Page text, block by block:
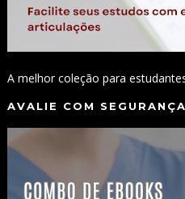
A melhor coleção para
AVALIE COM